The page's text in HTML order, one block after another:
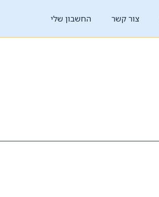
צור קשר החשבון שלי